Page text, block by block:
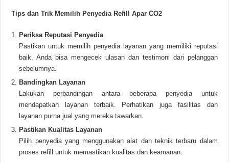
Tips dan Trik Memilih Penyedia Refill Apar CO2
Periksa Reputasi Penyedia
Pastikan untuk memilih penyedia layanan yang memiliki reputasi
baik. Anda bisa mengecek ulasan dan testimoni dari pelanggan
sebelumnya.
Bandingkan Layanan
Lakukan perbandingan antara beberapa penyedia untuk
mendapatkan layanan terbaik. Perhatikan juga fasilitas dan
layanan purna jual yang mereka tawarkan.
Pastikan Kualitas Layanan
Pilih penyedia yang menggunakan alat dan teknik terbaru dalam
proses refill untuk memastikan kualitas dan keamanan.